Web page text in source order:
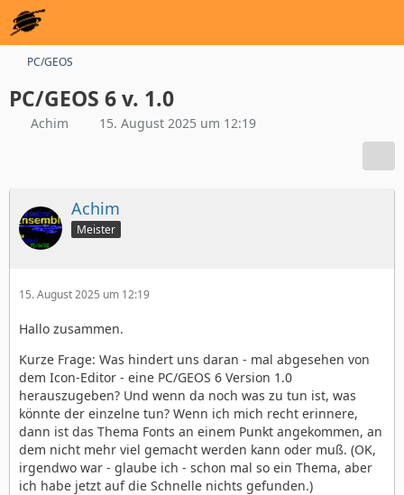
PC/GEOS
PC/GEOS 6 v. 1.0
Achim 15. August 2025 um 12:19
Achim
Meister
15. August 2025 um 12:19
Hallo zusammen.
Kurze Frage: Was hindert uns daran - mal abgesehen von
dem Icon-Editor - eine PC/GEOS 6 Version 1.0
herauszugeben? Und wenn da noch was zu tun ist, was
könnte der einzelne tun? Wenn ich mich recht erinnere,
dann ist das Thema Fonts an einem Punkt angekommen, an
dem nicht mehr viel gemacht werden kann oder muß. (OK,
irgendwo war - glaube ich - schon mal so ein Thema, aber
ich habe jetzt auf die Schnelle nichts gefunden.)